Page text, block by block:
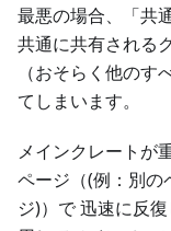
最悪の場合、「共
共通に共有される
（おそらく他の
てしまいます。
メインクレートが
ページ（(例：別の
ジ)）で 迅速に反